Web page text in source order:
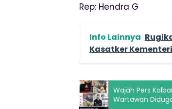
Rep: Hendra G
Info Lainnya
Kasatker
Wajah Pers
Wartawan